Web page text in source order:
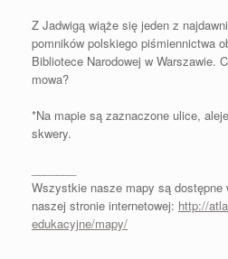
Z Jadwigą wiąże się jeden z
pomników polskiego piśmiennictwa
Bibliotece Narodowej w Warszawie.
mowa?
*Na mapie są zaznaczone ulice,
skwery.
Wszystkie nasze mapy są dostępne
naszej stronie internetowej: http://
edukacyjne/mapy/